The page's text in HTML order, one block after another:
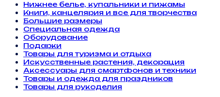
Нижнее белье, купальники и пижамы
Книги, канцелярия и все для творчества
Большие размеры
Специальная одежда
Оборудование
Подарки
Товары для туризма и отдыха
Искусственные растения, декорация
Аксессуары для смартфонов и техники
Товары и одежда для праздников
Товары для рукоделия